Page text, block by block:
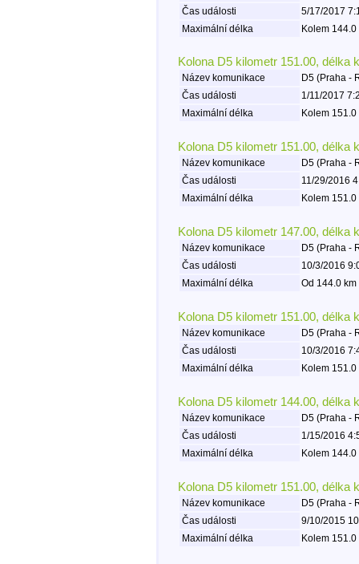
Čas události
5/17/2017
Maximální délka
Kolem
Kolona D5 kilometr 151.00, délka
Název komunikace
D5 (Praha -
Čas události
1/11/2017
Maximální délka
Kolem
Kolona D5 kilometr 151.00, délka
Název komunikace
D5 (Praha -
Čas události
11/29/2016
Maximální délka
Kolem
Kolona D5 kilometr 147.00, délka
Název komunikace
D5 (Praha -
Čas události
10/3/2016
Maximální délka
Od 144.0
Kolona D5 kilometr 151.00, délka
Název komunikace
D5 (Praha -
Čas události
10/3/2016
Maximální délka
Kolem
Kolona D5 kilometr 144.00, délka
Název komunikace
D5 (Praha -
Čas události
1/15/2016
Maximální délka
Kolem
Kolona D5 kilometr 151.00, délka
Název komunikace
D5 (Praha -
Čas události
9/10/2015
Maximální délka
Kolem